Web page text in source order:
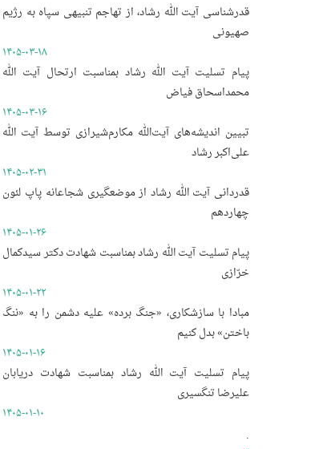
قدرشناسی آیت الله رشاد، از تهاجم تنبیهی سپاه به رژیم
صهیونی
۱۴۰۵-۰۳-۱۸
پیام تسلیت آیت الله رشاد بمناسبت ارتحال آیت الله
محمداسحاق فیاض
۱۴۰۵-۰۳-۱۶
تبیین اندیشه‌های آیت‌الله مکارم‌شیرازی توسط آیت الله
علی‌اکبر رشاد
۱۴۰۵-۰۲-۳۱
قدردانی آیت الله رشاد از موضعگیری شجاعانه پاپ لئون
چهاردهم
۱۴۰۵-۰۱-۲۶
پیام تسلیت آیت الله رشاد بمناسبت شهادت دکتر سیدکمال
خرّازی
۱۴۰۵-۰۱-۲۲
مبادا با سازشکاری، «جنگ برده» علیه دشمن را به «ننگ
باختن» بدل کنیم
۱۴۰۵-۰۱-۱۶
پیام تسلیت آیت الله رشاد بمناسبت شهادت دریابان
علیرضا تنگسیری
۱۴۰۵-۰۱-۱۰
.